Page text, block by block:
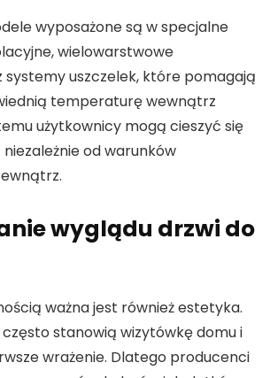
wyposażone są w specjalne
wielowarstwowe
systemy uszczelek, które pomagają
temperaturę wewnątrz
użytkownicy mogą cieszyć się
od warunków
wyglądu drzwi do
ważna jest również estetyka.
stanowią wizytówkę domu i
wrażenie. Dlatego producenci